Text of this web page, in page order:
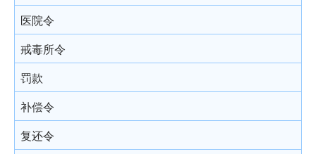
医院令
戒毒所令
罚款
补偿令
复还令